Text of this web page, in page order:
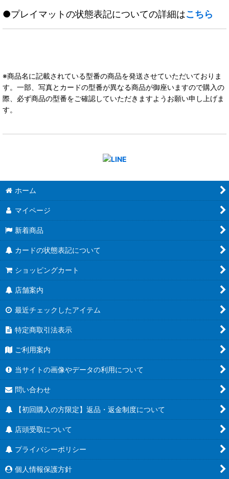
●プレイマットの状態表記についての詳細はこちら
※商品名に記載されている型番の商品を発送させていただいておりま
す。一部、写真とカードの型番が異なる商品が御座いますので購入の
際、必ず商品の型番をご確認していただきますようお願い申し上げま
す。
ホーム
マイページ
新着商品
カードの状態表記について
ショッピングカート
店舗案内
最近チェックしたアイテム
特定商取引法表示
ご利用案内
当サイトの画像やデータの利用について
問い合わせ
【初回購入の方限定】返品・返金制度について
店頭受取について
プライバシーポリシー
個人情報保護方針